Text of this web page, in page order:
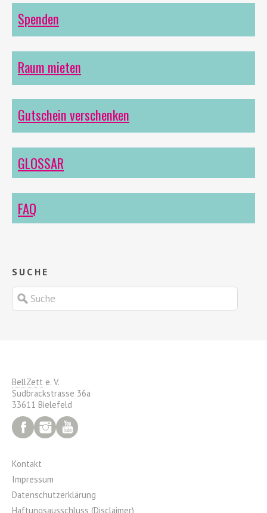
Spenden
Raum mieten
Gutschein verschenken
GLOSSAR
FAQ
SUCHE
BellZett e. V.
Sudbrackstrasse 36a
33611 Bielefeld
FacebookInstagram
Kontakt
Impressum
Datenschutzerklärung
Haftungsausschluss (Disclaimer)